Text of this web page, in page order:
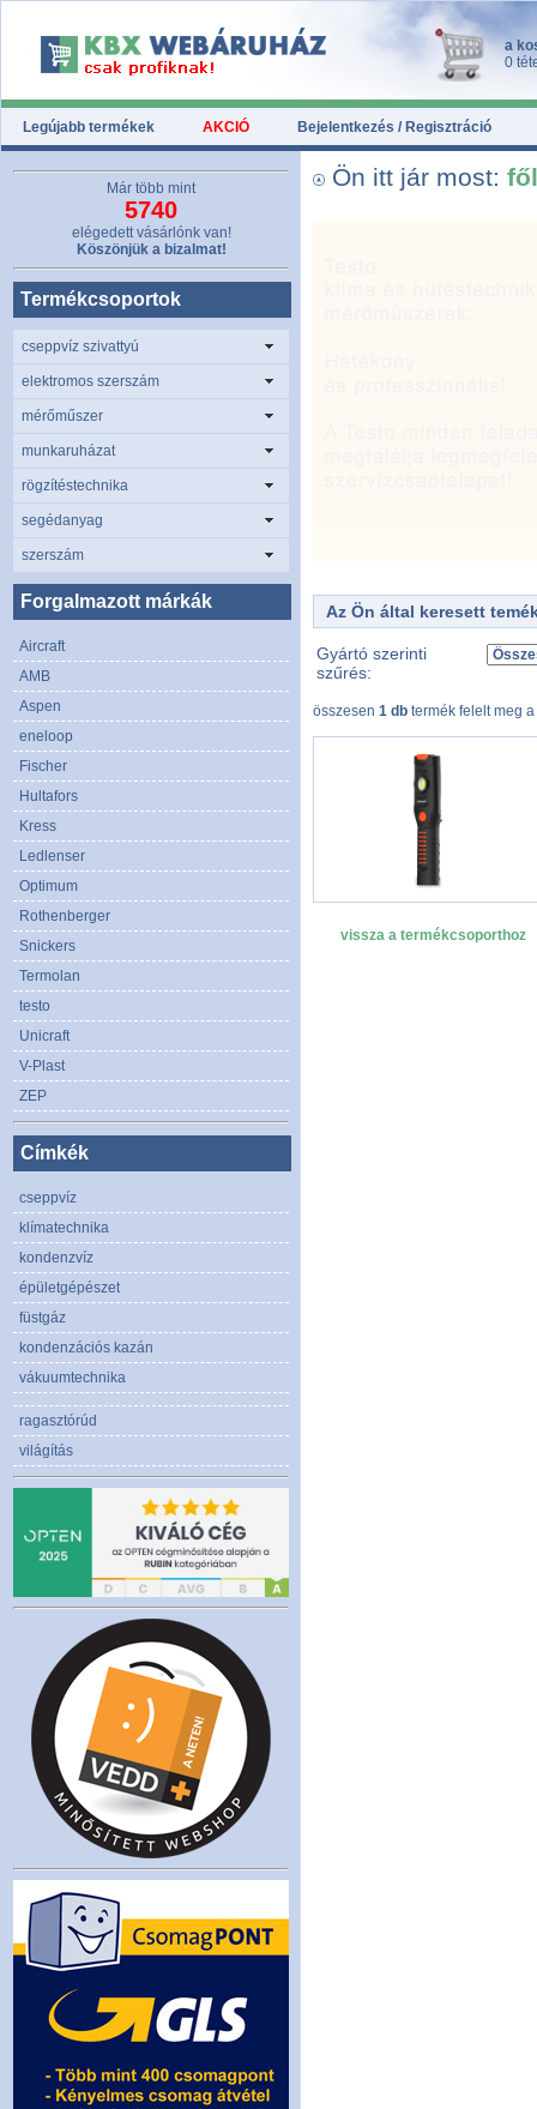
a
0
Legújabb termékek AKCIÓ Bejelentkezés / Regisztráció
Ön itt jár most:
Az Ön által keresett
Gyártó szerinti
szűrés:
összesen 1 db termék felelt meg
vissza a termékcsoporthoz
Már több mint
5740
elégedett vásárlónk van!
Köszönjük a bizalmat!
Termékcsoportok
cseppvíz szivattyú
elektromos szerszám
mérőműszer
munkaruházat
rögzítéstechnika
segédanyag
szerszám
Forgalmazott márkák
Aircraft
AMB
Aspen
eneloop
Fischer
Hultafors
Kress
Ledlenser
Optimum
Rothenberger
Snickers
Termolan
testo
Unicraft
V-Plast
ZEP
Címkék
cseppvíz
klímatechnika
kondenzvíz
épületgépészet
füstgáz
kondenzációs kazán
vákuumtechnika
ragasztórúd
világítás